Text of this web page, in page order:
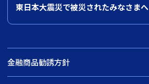
東日本大震災で被災されたみなさまへ
金融商品勧誘方針